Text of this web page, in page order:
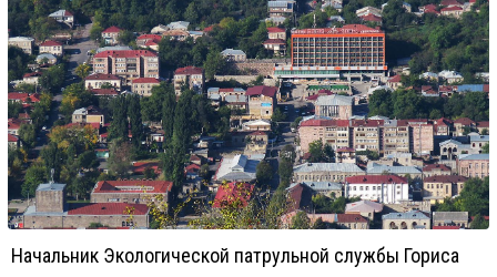
Начальник Экологической патрульной службы Гориса